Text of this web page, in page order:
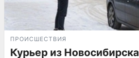
ПРОИСШЕСТВИЯ
Курьер из Новосибирска